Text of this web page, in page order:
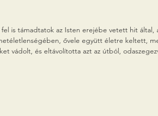
is támadtatok az Isten erejébe vetett hit által,
ővele együtt életre keltett,
vádolt, és eltávolította azt az útból,